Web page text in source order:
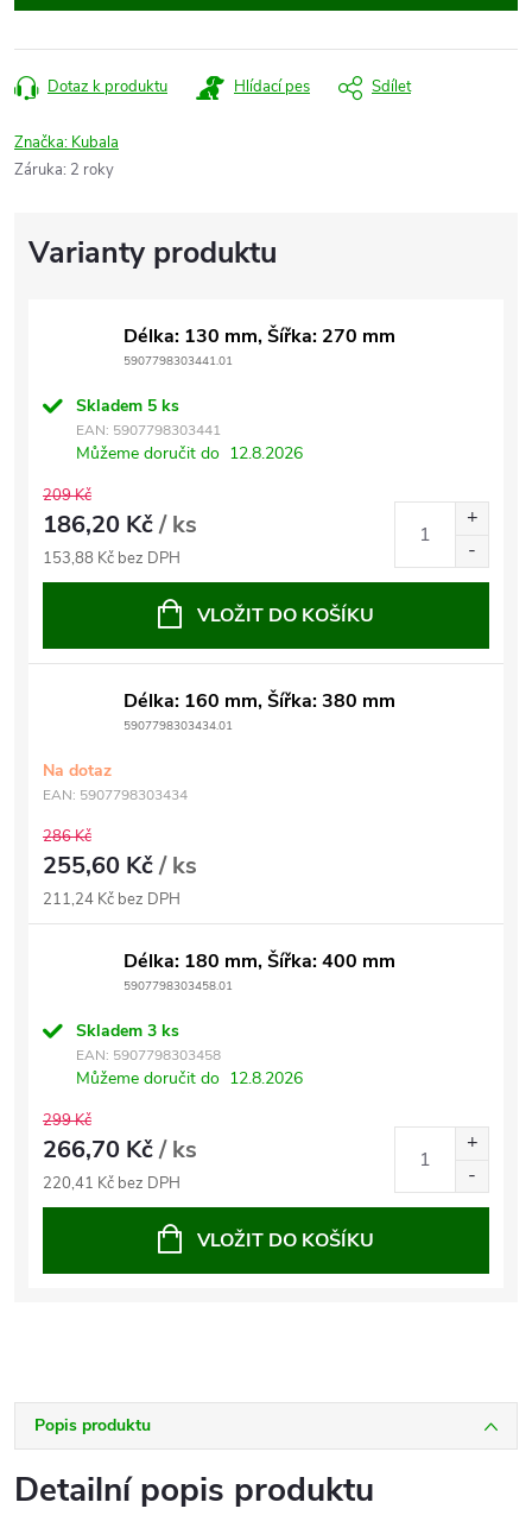
Dotaz k produktu Hlídací pes Sdílet
Značka: Kubala
Záruka: 2 roky
Délka: 130 mm, Šířka: 270 mm
5907798303441.01
Skladem 5 ks
EAN: 5907798303441
Můžeme doručit do 12.8.2026
209 Kč
186,20 Kč/ ks
153,88 Kč bez DPH
VLOŽIT DO KOŠÍKU
Délka: 160 mm, Šířka: 380 mm
5907798303434.01
Na dotaz
EAN: 5907798303434
286 Kč
255,60 Kč/ ks
211,24 Kč bez DPH
Délka: 180 mm, Šířka: 400 mm
5907798303458.01
Skladem 3 ks
EAN: 5907798303458
Můžeme doručit do 12.8.2026
299 Kč
266,70 Kč/ ks
220,41 Kč bez DPH
VLOŽIT DO KOŠÍKU
Popis produktu
Detailní popis produktu